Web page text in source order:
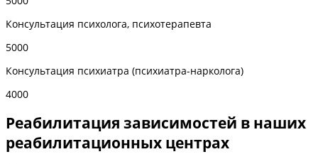
Консультация психолога, психотерапевта
5000
Консультация психиатра (психиатра-нарколога)
4000
Реабилитация зависимостей в наших
реабилитационных центрах